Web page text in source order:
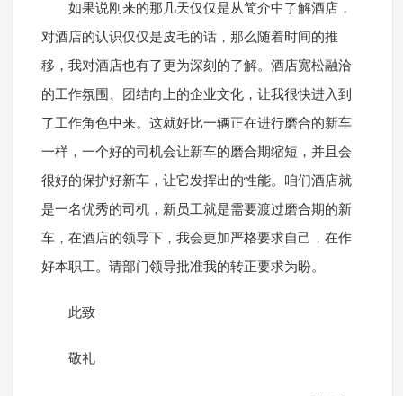
如果说刚来的那几天仅仅是从简介中了解酒店，
对酒店的认识仅仅是皮毛的话，那么随着时间的推
移，我对酒店也有了更为深刻的了解。酒店宽松融洽
的工作氛围、团结向上的企业文化，让我很快进入到
了工作角色中来。这就好比一辆正在进行磨合的新车
一样，一个好的司机会让新车的磨合期缩短，并且会
很好的保护好新车，让它发挥出的性能。咱们酒店就
是一名优秀的司机，新员工就是需要渡过磨合期的新
车，在酒店的领导下，我会更加严格要求自己，在作
好本职工。请部门领导批准我的转正要求为盼。
此致
敬礼